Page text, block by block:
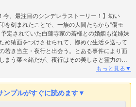
今、最注目のシンデレラストーリー！】幼い
を刻まれたことで、一族の人間たちから“傷モ
定されていた白蓮寺家の若様との婚姻も従姉妹
め猿面をつけさせられて、惨めな生活を送って
若き当主・夜行と出会う。とある事件により面
まう菜々緒だが、夜行はその美しさと霊力の高
もっと見る▼
ンプルがすぐに読めます▼